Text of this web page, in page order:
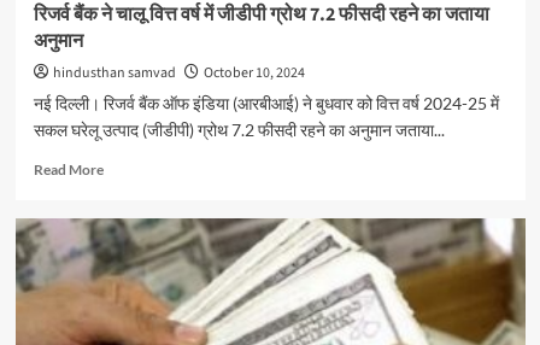
रिजर्व बैंक ने चालू वित्त वर्ष में जीडीपी ग्रोथ 7.2 फीसदी रहने का जताया
अनुमान
hindusthan samvad
October 10, 2024
नई दिल्ली। रिजर्व बैंक ऑफ इंडिया (आरबीआई) ने बुधवार को वित्त वर्ष 2024-25 में
सकल घरेलू उत्‍पाद (जीडीपी) ग्रोथ 7.2 फीसदी रहने का अनुमान जताया...
Read MoreRead
रिजर्व
बैंक
ने
चालू
वित्त